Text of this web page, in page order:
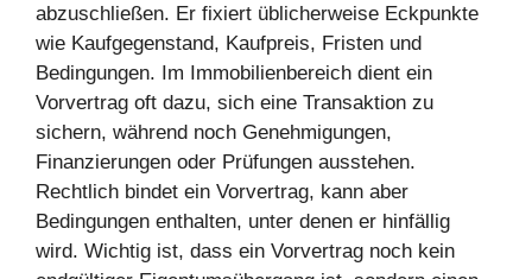
abzuschließen. Er fixiert üblicherweise Eckpunkte
wie Kaufgegenstand, Kaufpreis, Fristen und
Bedingungen. Im Immobilienbereich dient ein
Vorvertrag oft dazu, sich eine Transaktion zu
sichern, während noch Genehmigungen,
Finanzierungen oder Prüfungen ausstehen.
Rechtlich bindet ein Vorvertrag, kann aber
Bedingungen enthalten, unter denen er hinfällig
wird. Wichtig ist, dass ein Vorvertrag noch kein